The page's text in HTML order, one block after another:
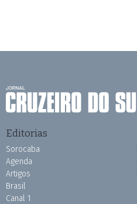
Editorias
Sorocaba
Agenda
Artigos
Brasil
Canal 1